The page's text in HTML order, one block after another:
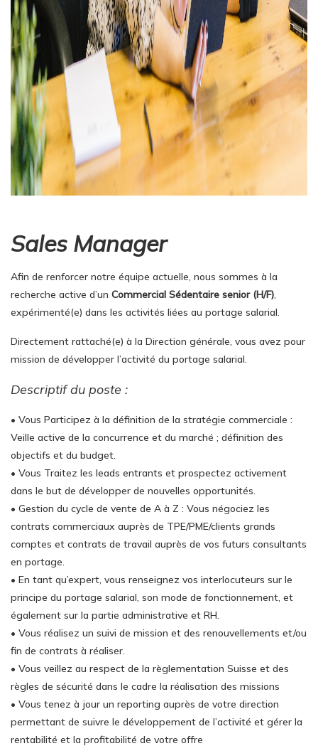
Sales Manager
Afin de renforcer notre équipe actuelle, nous sommes à la
recherche active d’un Commercial Sédentaire senior (H/F),
expérimenté(e) dans les activités liées au portage salarial.
Directement rattaché(e) à la Direction générale, vous avez pour
mission de développer l’activité du portage salarial.
Descriptif du poste :
• Vous Participez à la définition de la stratégie commerciale :
Veille active de la concurrence et du marché ; définition des
objectifs et du budget.
• Vous Traitez les leads entrants et prospectez activement
dans le but de développer de nouvelles opportunités.
• Gestion du cycle de vente de A à Z : Vous négociez les
contrats commerciaux auprès de TPE/PME/clients grands
comptes et contrats de travail auprès de vos futurs consultants
en portage.
• En tant qu’expert, vous renseignez vos interlocuteurs sur le
principe du portage salarial, son mode de fonctionnement, et
également sur la partie administrative et RH.
• Vous réalisez un suivi de mission et des renouvellements et/ou
fin de contrats à réaliser.
• Vous veillez au respect de la règlementation Suisse et des
règles de sécurité dans le cadre la réalisation des missions
• Vous tenez à jour un reporting auprès de votre direction
permettant de suivre le développement de l’activité et gérer la
rentabilité et la profitabilité de votre offre